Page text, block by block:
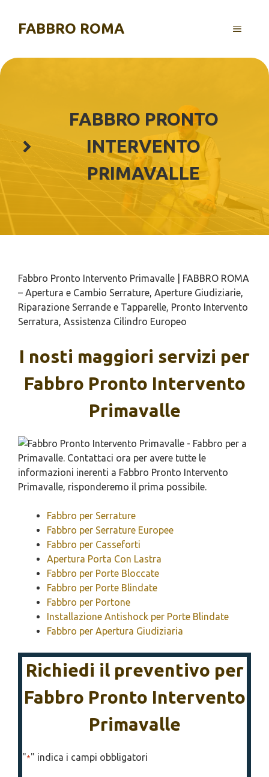
contenuto
FABBRO ROMA MENU
FABBRO PRONTO
INTERVENTO
PRIMAVALLE
Fabbro Pronto Intervento Primavalle | FABBRO ROMA
– Apertura e Cambio Serrature, Aperture Giudiziarie,
Riparazione Serrande e Tapparelle, Pronto Intervento
Serratura, Assistenza Cilindro Europeo
I nosti maggiori servizi per
Fabbro Pronto Intervento
Primavalle
Fabbro per Serrature
Fabbro per Serrature Europee
Fabbro per Casseforti
Apertura Porta Con Lastra
Fabbro per Porte Bloccate
Fabbro per Porte Blindate
Fabbro per Portone
Installazione Antishock per Porte Blindate
Fabbro per Apertura Giudiziaria
Richiedi il preventivo per
Fabbro Pronto Intervento
Primavalle
"*" indica i campi obbligatori